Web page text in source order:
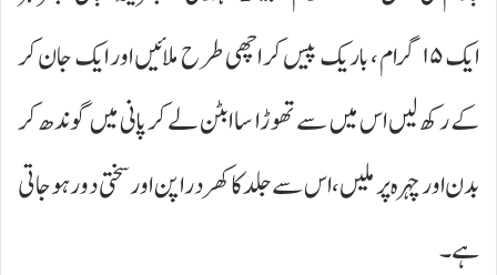
ایک ۱۵ گرام ، باریک پیس کر اچھی طرح ملائیں اور ایک جان کر
کے رکھ لیں اس میں سے تھوڑا سا ابٹن لے کر پانی میں گوندھ کر
بدن اور چہرہ پر ملیں، اس سے جلد کا کھردرا پن اور سختی دور ہوجاتی
ہے۔